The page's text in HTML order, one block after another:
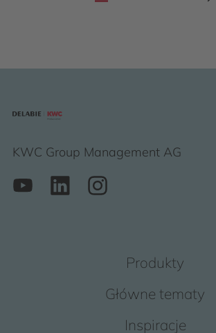
KWC Group Management AG
Produkty
Główne tematy
Inspiracje